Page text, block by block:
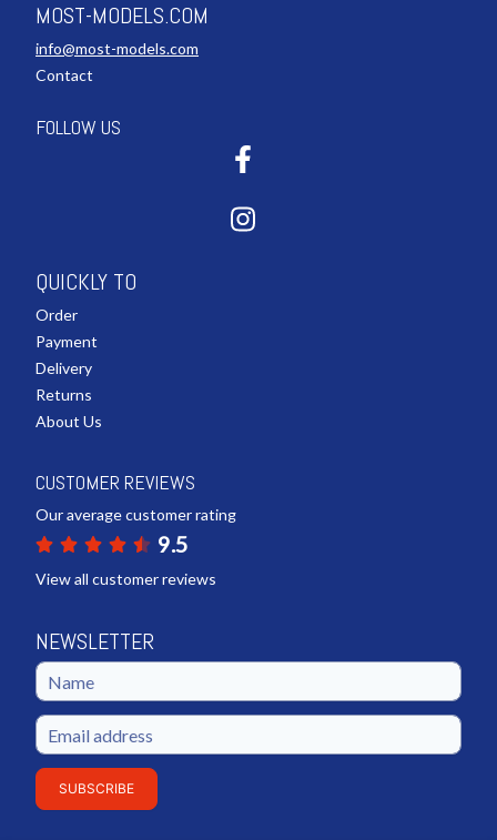
MOST-MODELS.COM
info@most-models.com
Contact
FOLLOW US
QUICKLY TO
Order
Payment
Delivery
Returns
About Us
CUSTOMER REVIEWS
Our average customer rating
9.5
View all customer reviews
NEWSLETTER
SUBSCRIBE